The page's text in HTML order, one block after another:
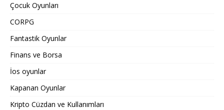
Çocuk Oyunları
CORPG
Fantastik Oyunlar
Finans ve Borsa
İos oyunlar
Kapanan Oyunlar
Kripto Cüzdan ve Kullanımları